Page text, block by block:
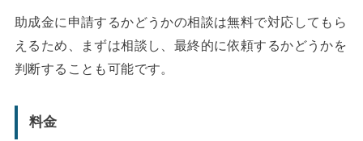
助成金に申請するかどうかの相談は無料で対応してもら
えるため、まずは相談し、最終的に依頼するかどうかを
判断することも可能です。
料金